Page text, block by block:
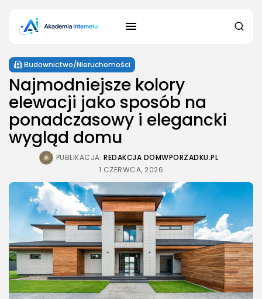
Budownictwo/Nieruchomości
Najmodniejsze kolory
elewacji jako sposób na
ponadczasowy i elegancki
wygląd domu
PUBLIKACJA: REDAKCJA DOMWPORZADKU.PL
1 CZERWCA, 2026